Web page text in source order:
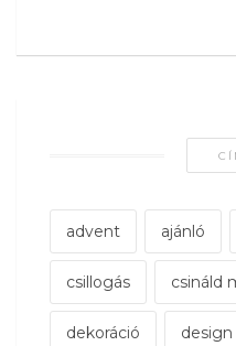
advent ajánló
csillogás csináld
dekoráció design